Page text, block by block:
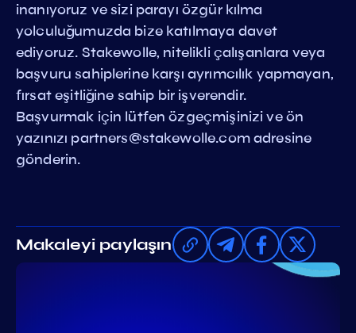
inanıyoruz ve sizi parayı özgür kılma
yolculuğumuzda bize katılmaya davet
ediyoruz. Stakewolle, nitelikli çalışanlara veya
başvuru sahiplerine karşı ayrımcılık yapmayan,
fırsat eşitliğine sahip bir işverendir.
Başvurmak için lütfen özgeçmişinizi ve ön
yazınızı partners@stakewolle.comadresine
gönderin.
Makaleyi paylaşın